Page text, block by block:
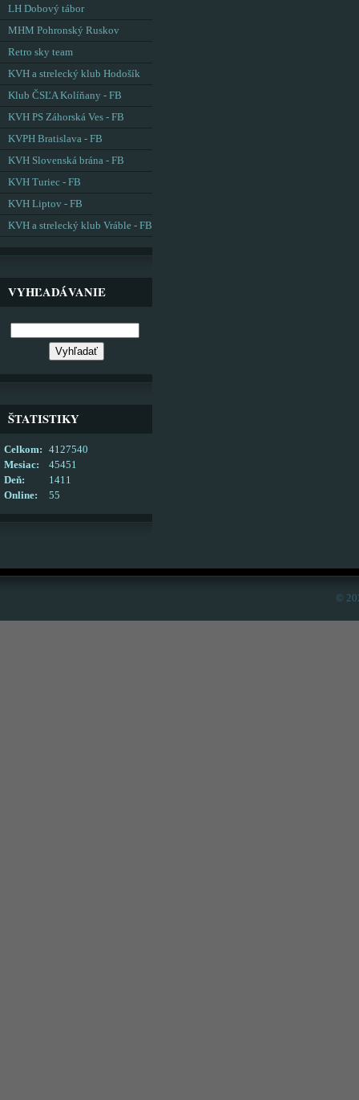
LH Dobový tábor
MHM Pohronský Ruskov
Retro sky team
KVH a strelecký klub Hodošík
Klub ČSĽA Kolíňany - FB
KVH PS Záhorská Ves - FB
KVPH Bratislava - FB
KVH Slovenská brána - FB
KVH Turiec - FB
KVH Liptov - FB
KVH a strelecký klub Vráble - FB
VYHĽADÁVANIE
ŠTATISTIKY
Online: 55
Celkom:
4127540
Mesiac:
45451
Deň:
1411
©